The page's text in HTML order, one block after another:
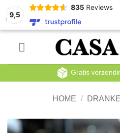
9,5
835 Reviews
Voor 13.00 besteld
HOME /